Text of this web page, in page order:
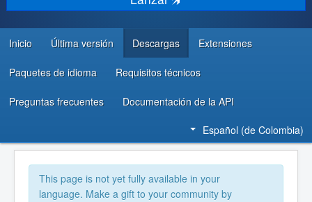
COMUNIDAD Y AYUDA
RECURSOS PARA DESARROLLADORES
Inicio Última versión Descargas Extensiones
Paquetes de idioma Requisitos técnicos
Preguntas frecuentes Documentación de la API
Español (de Colombia)
This page is not yet fully available in your
language. Make a gift to your community by